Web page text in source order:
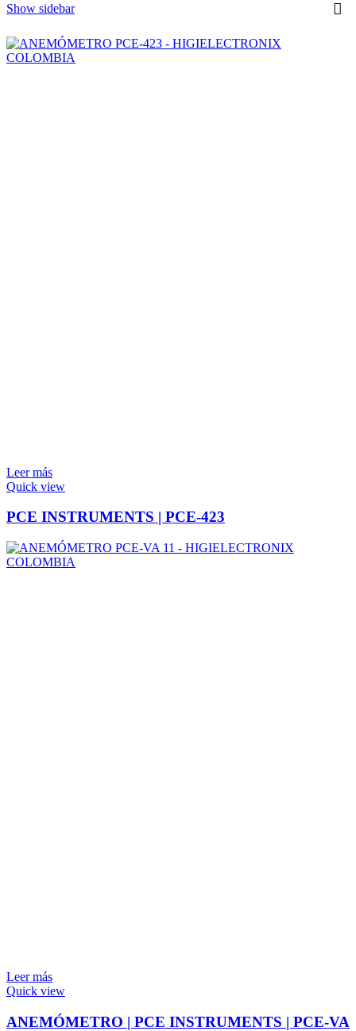
Show sidebar
Leer más
Quick view
PCE INSTRUMENTS | PCE-423
Leer más
Quick view
ANEMÓMETRO | PCE INSTRUMENTS | PCE-VA